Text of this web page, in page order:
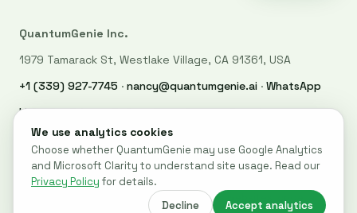
QuantumGenie Inc.
1979 Tamarack St, Westlake Village, CA 91361, USA
+1 (339) 927-7745 · nancy@quantumgenie.ai · WhatsApp
LinkedIn·Privacy Policy·Trust Center·Security·
Cookie settings
© 2026 QuantumGenie. All rights reserved.
Built for post-quantum readiness across websites, code, and